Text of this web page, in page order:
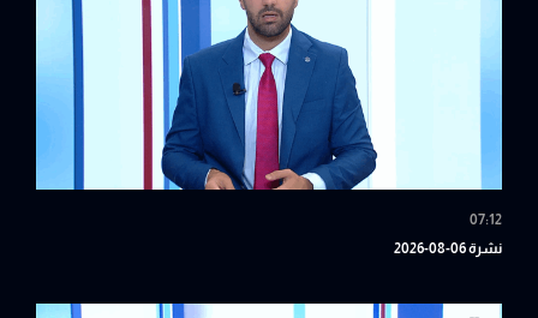
07:12
نشرة 06-08-2026